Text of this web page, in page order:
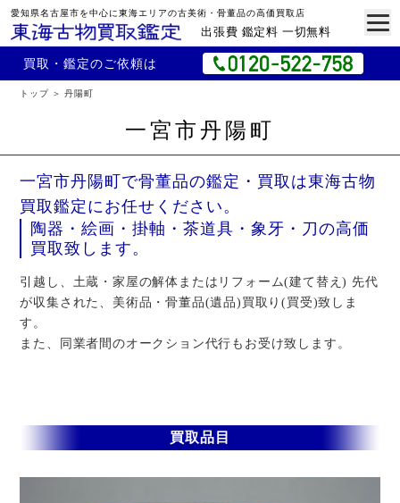
愛知県名古屋市を中心に東海エリアの古美術・骨董品の高価買取店
出張費 鑑定料 一切無料
買取・鑑定のご依頼は
トップ 丹陽町
一宮市丹陽町
一宮市丹陽町で骨董品の鑑定・買取は東海古物
買取鑑定にお任せください。
陶器・絵画・掛軸・茶道具・象牙・刀の高価
買取致します。
引越し、土蔵・家屋の解体またはリフォーム(建て替え) 先代
が収集された、美術品・骨董品(遺品)買取り(買受)致しま
す。
また、同業者間のオークション代行もお受け致します。
買取品目